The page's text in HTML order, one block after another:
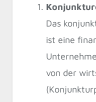
Das
ist eine
von der